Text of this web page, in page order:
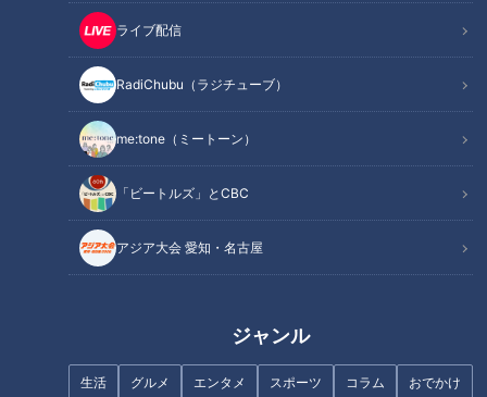
ライブ配信
RadiChubu（ラジチューブ）
me:tone（ミートーン）
「ビートルズ」とCBC
アジア大会 愛知・名古屋
ジャンル
生活 グルメ エンタメ スポーツ コラム おでかけ
野球において、勝ち星という不確実性の上で成り立つ結果を集
めて優勝を争うという部分が面白さでもある。その不確実性の
手前にある確実な努力もまた必要不可欠であり魅力的な要素で
開幕2戦目で初勝利を飾った井上ドラゴンズ、勝利の立役者は
先発して7回無失点に抑えた松葉貴大だった。チーム初勝利を
自分がプレゼントできるとは思っていなかったという松葉投
手、なぜ開幕2戦目に抜擢されたのか、なぜハマスタのベイス
ターズ打線を無失点に抑えられたのか、初勝利の裏側に迫って
高らかにこう宣言した。